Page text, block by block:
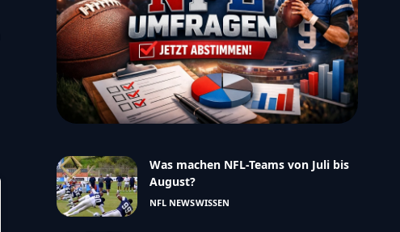
Was machen NFL-Teams von Juli bis
August?
NFL NEWSWISSEN